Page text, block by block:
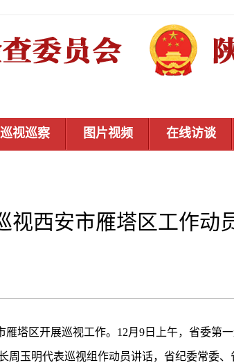
巡视巡察 图片视频 在线访谈
视西安市雁塔区工作动
塔区开展巡视工作。12月9日上午，省委第
周玉明代表巡视组作动员讲话，省纪委常委